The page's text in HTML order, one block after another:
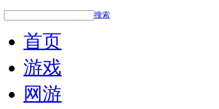
搜索
首页
游戏
网游